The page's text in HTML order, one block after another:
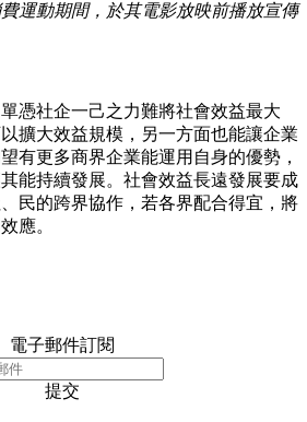
運動期間，於其電影放映前播放宣傳
社企一己之力難將社會效益最大
擴大效益規模，另一方面也能讓企業
有更多商界企業能運用自身的優勢，
能持續發展。社會效益長遠發展要成
民的跨界協作，若各界配合得宜，將
應。
電子郵件訂閱
提交